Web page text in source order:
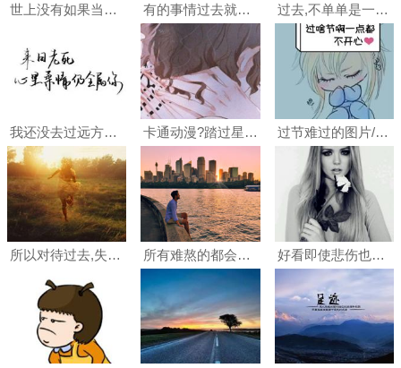
世上没有如果当初,纠结过去的时候,现在的时间也浪费过去了#二次元#唯美#带字 有的事情过去就过去了,还是藏在心里吧,其实别人没有那么在乎你[微笑]#文字控 过去,不单单是一段逝而不返的时间; 未来,也不是一个与过去和现在#唯美#小清新
我还没去过远方却妄言说要带你去流浪. 卡通动漫?踏过星河 迈过月亮 去迎接更好的自己✨头像图片 过节难过的图片/精选配图
所以对待过去,失去的都是永远;对待现在,付出才是一种最好的拥有#女生#背影#伤感#黄昏#夕阳 所有难熬的都会过去的 好看即使悲伤也要快乐的过下去图片